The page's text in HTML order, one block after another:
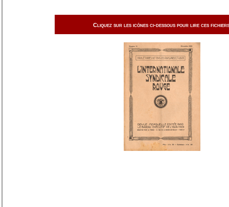
Cliquez sur les icônes ci-dessous pour lire ces